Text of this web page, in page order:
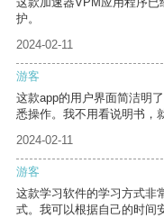
护。
2024-02-11
游客
这款app的用户界面简洁明
悉操作。我不用看说明书，
2024-02-11
游客
这款学习软件的学习方式非
式。我可以根据自己的时间